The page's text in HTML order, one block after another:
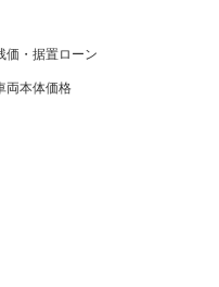
価・据置ローン
両本体価格